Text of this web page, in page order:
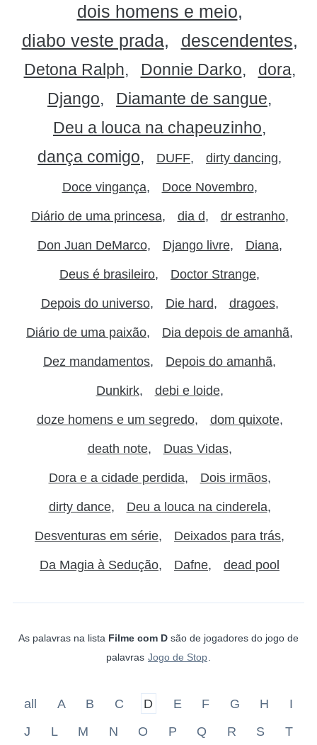
dois homens e meio
diabo veste prada
descendentes
Detona Ralph Donnie Darko
dora
Django
Diamante de sangue
Deu a louca na chapeuzinho
dança comigo
DUFF dirty dancing
Doce vingança Doce Novembro
Diário de uma princesa dia d dr estranho
Don Juan DeMarco Django livre Diana
Deus é brasileiro Doctor Strange
Depois do universo Die hard dragoes
Diário de uma paixão Dia depois de amanhã
Dez mandamentos Depois do amanhã
Dunkirk debi e loide
doze homens e um segredo dom quixote
death note Duas Vidas
Dora e a cidade perdida Dois irmãos
dirty dance Deu a louca na cinderela
Desventuras em série Deixados para trás
Da Magia à Sedução Dafne dead pool
As palavras na lista Filme com D são de jogadores do jogo de
palavras Jogo de Stop
all A B C D E F G H
I
J
L M N O P Q R S T